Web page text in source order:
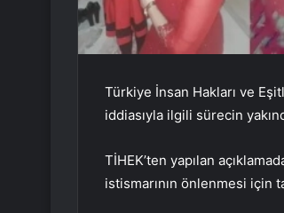
Türkiye İnsan Hakları ve
iddiasıyla ilgili sürecin
TİHEK’ten yapılan
istismarının önlenmesi